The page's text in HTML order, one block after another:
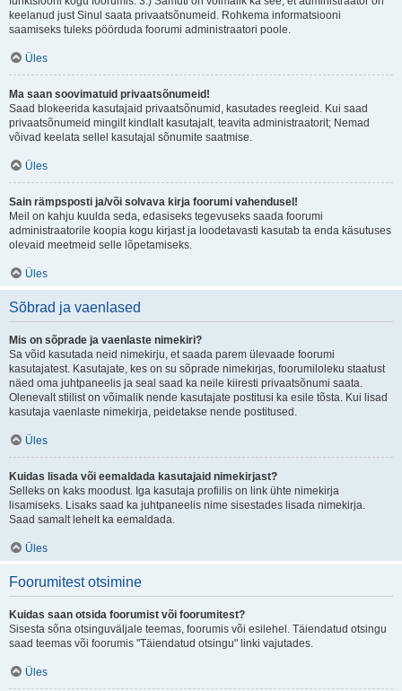
keelanud just Sinul saata privaatsõnumeid. Rohkema informatsiooni
saamiseks tuleks pöörduda foorumi administraatori poole.
Üles
Ma saan soovimatuid privaatsõnumeid!
Saad blokeerida kasutajaid privaatsõnumid, kasutades reegleid. Kui saad
privaatsõnumeid mingilt kindlalt kasutajalt, teavita administraatorit; Nemad
võivad keelata sellel kasutajal sõnumite saatmise.
Üles
Sain rämpsposti ja/või solvava kirja foorumi vahendusel!
Meil on kahju kuulda seda, edasiseks tegevuseks saada foorumi
administraatorile koopia kogu kirjast ja loodetavasti kasutab ta enda käsutuses
olevaid meetmeid selle lõpetamiseks.
Üles
Sõbrad ja vaenlased
Mis on sõprade ja vaenlaste nimekiri?
Sa võid kasutada neid nimekirju, et saada parem ülevaade foorumi
kasutajatest. Kasutajate, kes on su sõprade nimekirjas, foorumiloleku staatust
näed oma juhtpaneelis ja seal saad ka neile kiiresti privaatsõnumi saata.
Olenevalt stiilist on võimalik nende kasutajate postitusi ka esile tõsta. Kui lisad
kasutaja vaenlaste nimekirja, peidetakse nende postitused.
Üles
Kuidas lisada või eemaldada kasutajaid nimekirjast?
Selleks on kaks moodust. Iga kasutaja profiilis on link ühte nimekirja
lisamiseks. Lisaks saad ka juhtpaneelis nime sisestades lisada nimekirja.
Saad samalt lehelt ka eemaldada.
Üles
Foorumitest otsimine
Kuidas saan otsida foorumist või foorumitest?
Sisesta sõna otsinguväljale teemas, foorumis või esilehel. Täiendatud otsingu
saad teemas või foorumis "Täiendatud otsingu" linki vajutades.
Üles